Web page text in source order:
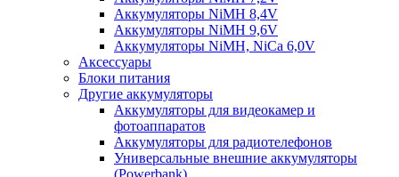
Аккумуляторы NiMH 8,4V
Аккумуляторы NiMH 9,6V
Аккумуляторы NiMH, NiCa 6,0V
Аксессуары
Блоки питания
Другие аккумуляторы
Аккумуляторы для видеокамер и
фотоаппаратов
Аккумуляторы для радиотелефонов
Универсальные внешние аккумуляторы
(Powerbank)